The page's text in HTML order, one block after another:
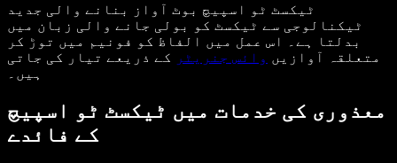
ٹیکسٹ ٹو اسپیچ بوٹ آواز بنانے والی جدید
ٹیکنالوجی سے ٹیکسٹ کو بولی جانے والی زبان میں
بدلتا ہے۔ اس عمل میں الفاظ کو فونیم میں توڑ کر
متعلقہ آوازیں وائس جنریٹر
کے ذریعے تیار کی جاتی
ہیں۔
معذوری کی خدمات میں ٹیکسٹ ٹو اسپیچ
کے فائدے